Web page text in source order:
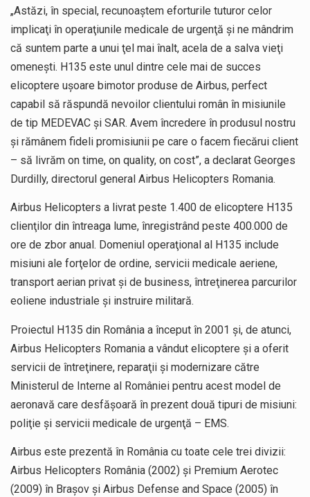
„Astăzi, în special, recunoaştem eforturile tuturor celor
implicaţi în operaţiunile medicale de urgenţă şi ne mândrim
că suntem parte a unui ţel mai înalt, acela de a salva vieţi
omeneşti. H135 este unul dintre cele mai de succes
elicoptere uşoare bimotor produse de Airbus, perfect
capabil să răspundă nevoilor clientului român în misiunile
de tip MEDEVAC şi SAR. Avem încredere în produsul nostru
şi rămânem fideli promisiunii pe care o facem fiecărui client
– să livrăm on time, on quality, on cost”, a declarat Georges
Durdilly, directorul general Airbus Helicopters Romania.
Airbus Helicopters a livrat peste 1.400 de elicoptere H135
clienţilor din întreaga lume, înregistrând peste 400.000 de
ore de zbor anual. Domeniul operaţional al H135 include
misiuni ale forţelor de ordine, servicii medicale aeriene,
transport aerian privat şi de business, întreţinerea parcurilor
eoliene industriale şi instruire militară.
Proiectul H135 din România a început în 2001 şi, de atunci,
Airbus Helicopters Romania a vândut elicoptere şi a oferit
servicii de întreţinere, reparaţii şi modernizare către
Ministerul de Interne al României pentru acest model de
aeronavă care desfăşoară în prezent două tipuri de misiuni:
poliţie şi servicii medicale de urgenţă – EMS.
Airbus este prezentă în România cu toate cele trei divizii:
Airbus Helicopters România (2002) şi Premium Aerotec
(2009) în Braşov şi Airbus Defense and Space (2005) în